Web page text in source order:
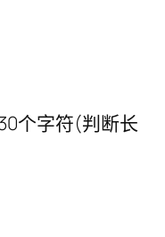
个字符(判断长